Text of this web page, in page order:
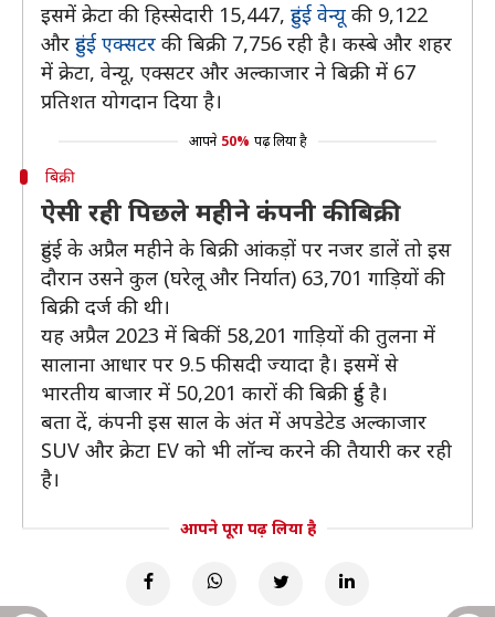
इसमें क्रेटा की हिस्सेदारी 15,447, हुंडई वेन्यू की 9,122
और हुंडई एक्सटर की बिक्री 7,756 रही है। कस्बे और शहर
में क्रेटा, वेन्यू, एक्सटर और अल्काजार ने बिक्री में 67
प्रतिशत योगदान दिया है।
आपने 50% पढ़ लिया है
बिक्री
ऐसी रही पिछले महीने कंपनी की बिक्री
हुंडई के अप्रैल महीने के बिक्री आंकड़ों पर नजर डालें तो इस
दौरान उसने कुल (घरेलू और निर्यात) 63,701 गाड़ियों की
बिक्री दर्ज की थी।
यह अप्रैल 2023 में बिकीं 58,201 गाड़ियों की तुलना में
सालाना आधार पर 9.5 फीसदी ज्यादा है। इसमें से
भारतीय बाजार में 50,201 कारों की बिक्री हुई है।
बता दें, कंपनी इस साल के अंत में अपडेटेड अल्काजार
SUV और क्रेटा EV को भी लॉन्च करने की तैयारी कर रही
है।
आपने पूरा पढ़ लिया है